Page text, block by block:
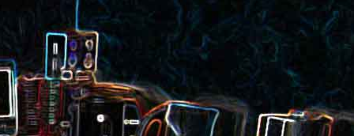
Noix de cajou caramélisées
au sésame